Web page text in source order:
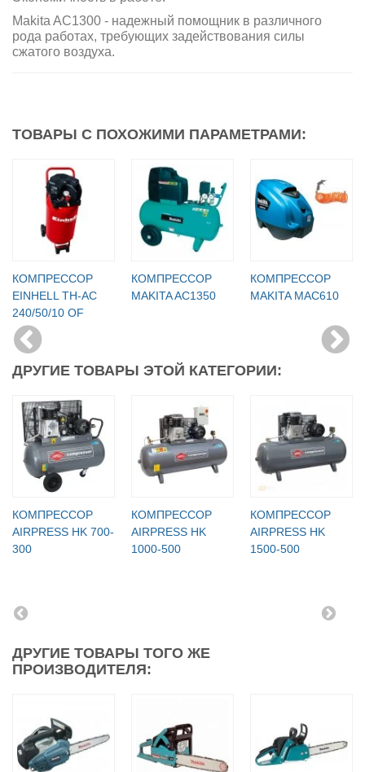
Makita AC1300 - надежный помощник в различного
рода работах, требующих задействования силы
сжатого воздуха.
ТОВАРЫ С ПОХОЖИМИ ПАРАМЕТРАМИ:
КОМПРЕССОР
EINHELL TH-AC
240/50/10 OF
КОМПРЕССОР
MAKITA AC1350
КОМПРЕССОР
MAKITA MAC610
ДРУГИЕ ТОВАРЫ ЭТОЙ КАТЕГОРИИ:
КОМПРЕССОР
AIRPRESS HK 700-
300
КОМПРЕССОР
AIRPRESS HK
1000-500
КОМПРЕССОР
AIRPRESS HK
1500-500
ДРУГИЕ ТОВАРЫ ТОГО ЖЕ
ПРОИЗВОДИТЕЛЯ: